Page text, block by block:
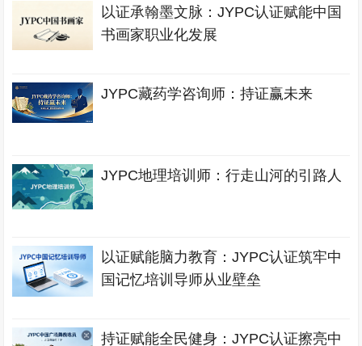
以证承翰墨文脉：JYPC认证赋能中国
书画家职业化发展
JYPC藏药学咨询师：持证赢未来
JYPC地理培训师：行走山河的引路人
以证赋能脑力教育：JYPC认证筑牢中
国记忆培训导师从业壁垒
持证赋能全民健身：JYPC认证擦亮中